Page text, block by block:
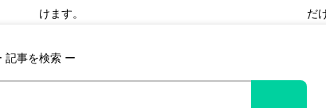
けます。
だ